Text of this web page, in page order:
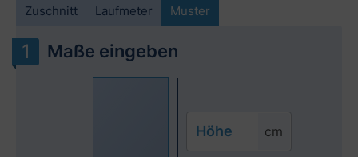
Zuschnitt Laufmeter Muster
Maße eingeben
Höhe cm